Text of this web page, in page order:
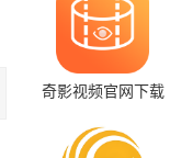
奇影视频官网下载